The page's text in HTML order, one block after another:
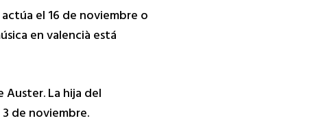
el 16 de noviembre o
en valencià está
La hija del
de noviembre.